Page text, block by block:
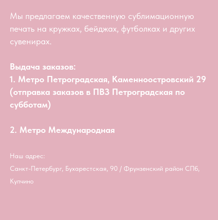
Мы предлагаем качественную сублимационную
печать на кружках, бейджах, футболках и других
сувенирах.
Выдача заказов:
1. Метро Петроградская, Каменноостровский 29
(отправка заказов в ПВЗ Петроградская по
субботам)
2. Метро Международная
Наш адрес:
Санкт-Петербург, Бухарестская, 90 / Фрунзенский район СПб,
Купчино